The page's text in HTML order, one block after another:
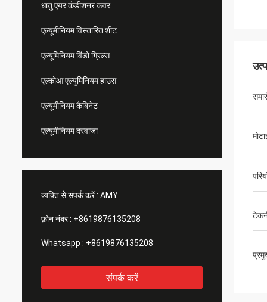
धातु एयर कंडीशनर कवर
एल्यूमीनियम विस्तारित शीट
एल्यूमिनियम विंडो ग्रिल्स
एल्कोआ एल्युमिनियम हाउस
एल्यूमीनियम कैबिनेट
एल्यूमीनियम दरवाजा
व्यक्ति से संपर्क करें : AMY
फ़ोन नंबर : +8619876135208
Whatsapp : +8619876135208
संपर्क करें